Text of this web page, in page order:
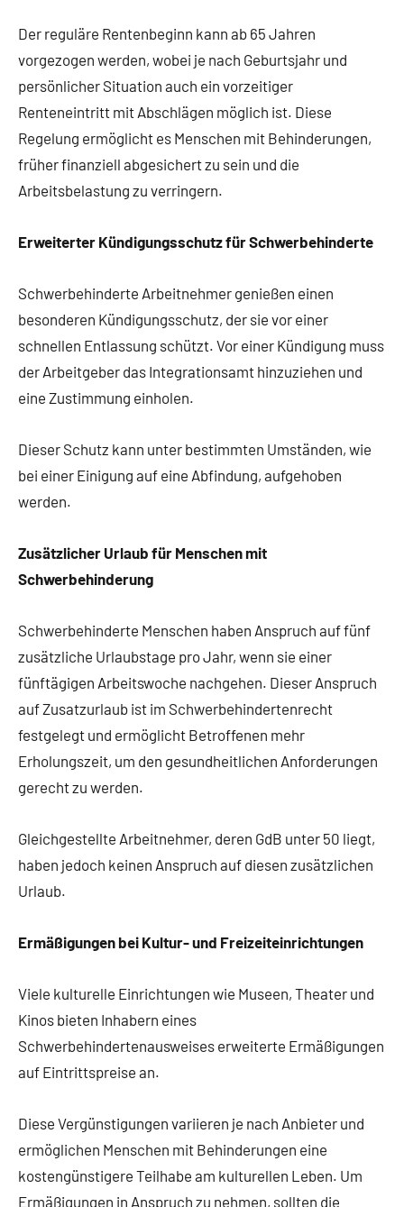
Der reguläre Rentenbeginn kann ab 65 Jahren
vorgezogen werden, wobei je nach Geburtsjahr und
persönlicher Situation auch ein vorzeitiger
Renteneintritt mit Abschlägen möglich ist. Diese
Regelung ermöglicht es Menschen mit Behinderungen,
früher finanziell abgesichert zu sein und die
Arbeitsbelastung zu verringern.
Erweiterter Kündigungsschutz für Schwerbehinderte
Schwerbehinderte Arbeitnehmer genießen einen
besonderen Kündigungsschutz, der sie vor einer
schnellen Entlassung schützt. Vor einer Kündigung muss
der Arbeitgeber das Integrationsamt hinzuziehen und
eine Zustimmung einholen.
Dieser Schutz kann unter bestimmten Umständen, wie
bei einer Einigung auf eine Abfindung, aufgehoben
werden.
Zusätzlicher Urlaub für Menschen mit
Schwerbehinderung
Schwerbehinderte Menschen haben Anspruch auf fünf
zusätzliche Urlaubstage pro Jahr, wenn sie einer
fünftägigen Arbeitswoche nachgehen. Dieser Anspruch
auf Zusatzurlaub ist im Schwerbehindertenrecht
festgelegt und ermöglicht Betroffenen mehr
Erholungszeit, um den gesundheitlichen Anforderungen
gerecht zu werden.
Gleichgestellte Arbeitnehmer, deren GdB unter 50 liegt,
haben jedoch keinen Anspruch auf diesen zusätzlichen
Urlaub.
Ermäßigungen bei Kultur- und Freizeiteinrichtungen
Viele kulturelle Einrichtungen wie Museen, Theater und
Kinos bieten Inhabern eines
Schwerbehindertenausweises erweiterte Ermäßigungen
auf Eintrittspreise an.
Diese Vergünstigungen variieren je nach Anbieter und
ermöglichen Menschen mit Behinderungen eine
kostengünstigere Teilhabe am kulturellen Leben. Um
Ermäßigungen in Anspruch zu nehmen, sollten die